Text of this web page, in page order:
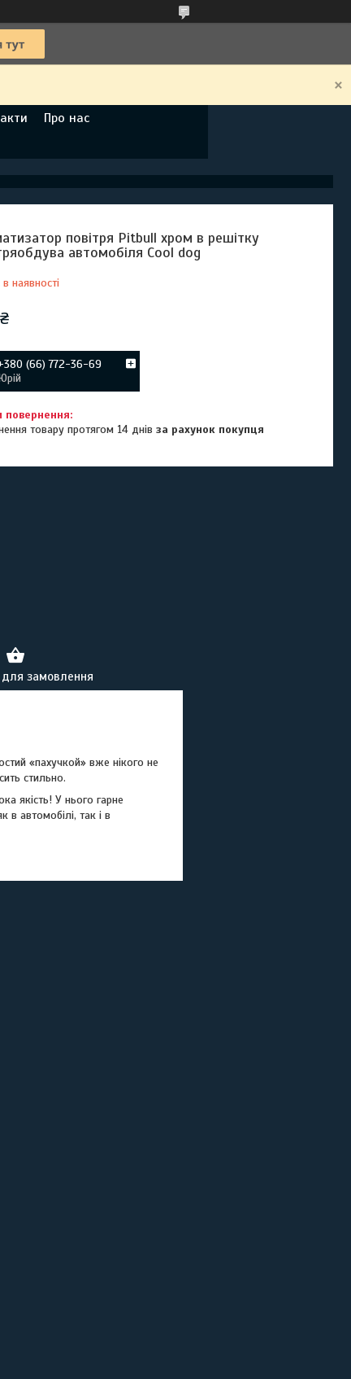
Про нас
повітря Pitbull хром в решітку
автомобіля Cool dog
наявності
(66) 772-36-69
товару протягом 14 днівза рахунок покупця
для замовлення
«пахучкой» вже нікого не
стильно.
якість! У нього гарне
автомобілі, так і в